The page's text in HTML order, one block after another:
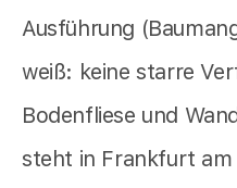
Ausführung
weiß: keine starre
Bodenfliese und
steht in Frankfurt am